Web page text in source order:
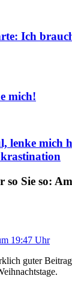
Ich
mich!
lenke mich
Sie so:
19:47 Uhr
guter